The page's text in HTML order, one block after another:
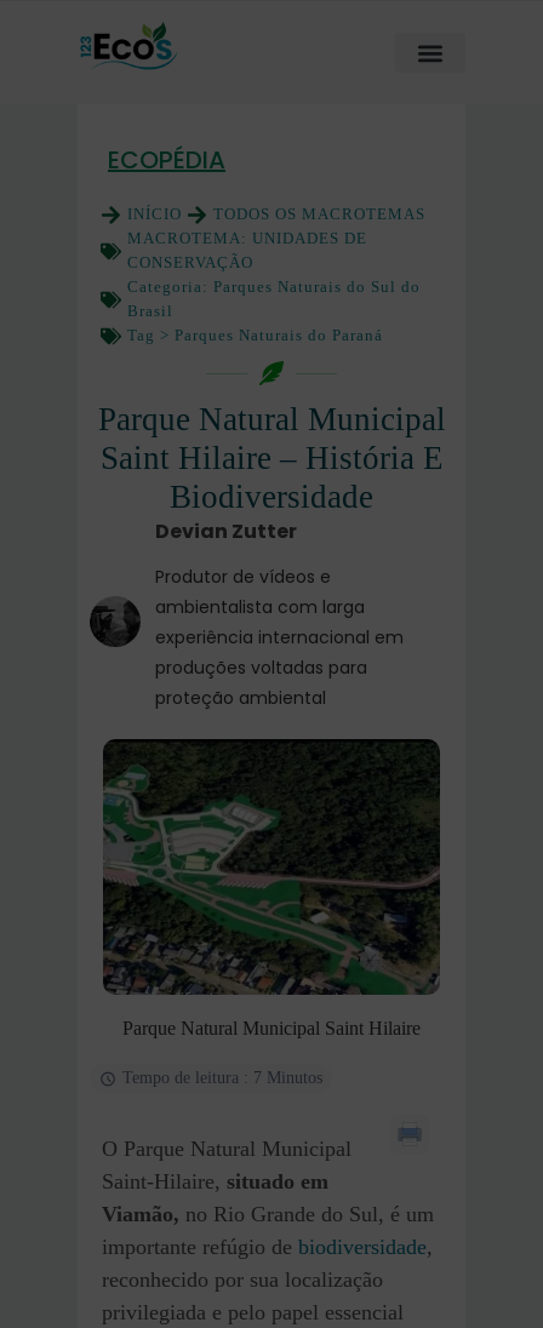
ECOPÉDIA
INÍCIO
TODOS OS MACROTEMAS
MACROTEMA: UNIDADES DE
CONSERVAÇÃO
Categoria: Parques Naturais do Sul do
Brasil
Tag > Parques Naturais do Paraná
Parque Natural Municipal
Saint Hilaire – História E
Biodiversidade
Devian Zutter
Produtor de vídeos e
ambientalista com larga
experiência internacional em
produções voltadas para
proteção ambiental
Parque Natural Municipal Saint Hilaire
Tempo de leitura : 7 Minutos
O Parque Natural Municipal
Saint-Hilaire, situado em
Viamão, no Rio Grande do Sul, é um
importante refúgio de biodiversidade,
reconhecido por sua localização
privilegiada e pelo papel essencial